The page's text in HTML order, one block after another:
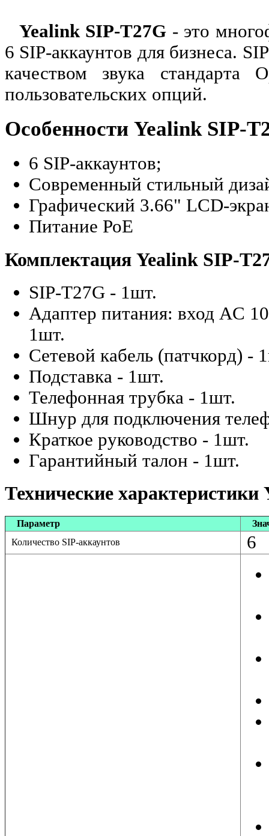
Yealink SIP-T27G - это
6 SIP-аккаунтов для бизнеса.
качеством звука
пользовательских опций.
Особенности Yealink SIP-
6 SIP-аккаунтов;
Современный стильный
Графический 3.66" LCD-
Питание РоЕ
Комплектация Yealink SIP-
SIP-T27G - 1шт.
Адаптер питания: вход AC
1шт.
Сетевой кабель (патчкорд) -
Подставка - 1шт.
Телефонная трубка - 1шт.
Шнур для подключения
Краткое руководство - 1шт.
Гарантийный талон - 1шт.
Технические
Параметр
Количество SIP-аккаунтов
6